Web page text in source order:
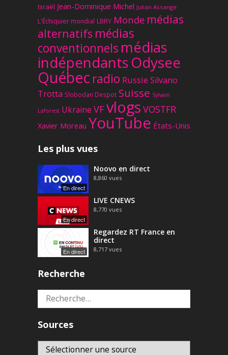
Israël Jean-Dominique Michel Julian Assange
L'Échiquier mondial LBRY Monde médias
alternatifs médias
conventionnels médias
indépendantsOdysee
Québec radio Russie Silvano
Trotta Slobodan Despot Suisse Sylvain
Laforest Ukraine VFvlogs VOSTFR
Xavier Moreau YouTube États-Unis
Les plus vues
En direct
Noovo en direct
8,860 vues
En direct
LIVE CNEWS
8,770 vues
En direct
Regardez RT France en
direct
8,717 vues
Recherche
Rechercher :
Sources